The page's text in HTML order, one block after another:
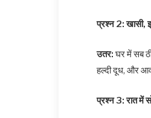
प्रश्न 2: खासी,
उतर:घर में सब
हल्दी दूध, और
प्रश्न 3: रात में